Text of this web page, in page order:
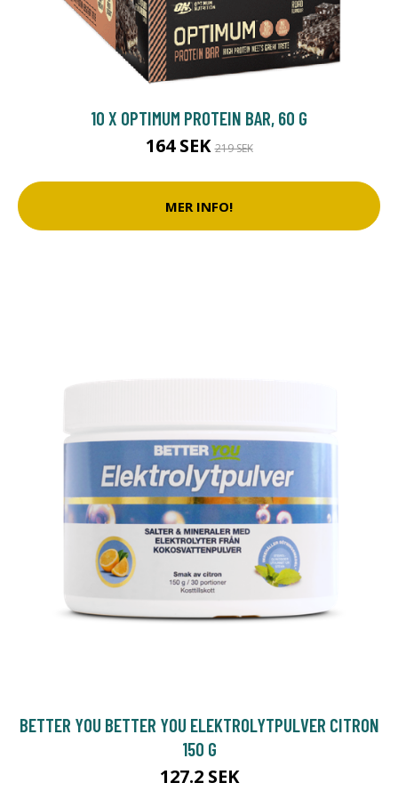
10 X OPTIMUM PROTEIN BAR, 60 G
164 SEK219 SEK
MER INFO!
BETTER YOU BETTER YOU ELEKTROLYTPULVER CITRON
150 G
127.2 SEK